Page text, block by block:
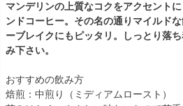
マンデリンの上質なコクをアクセント
ンドコーヒー。その名の通りマイルド
ーブレイクにもピッタリ。しっとり落
み下さい。
おすすめの飲み方
焙煎：中煎り（ミディアムロースト）